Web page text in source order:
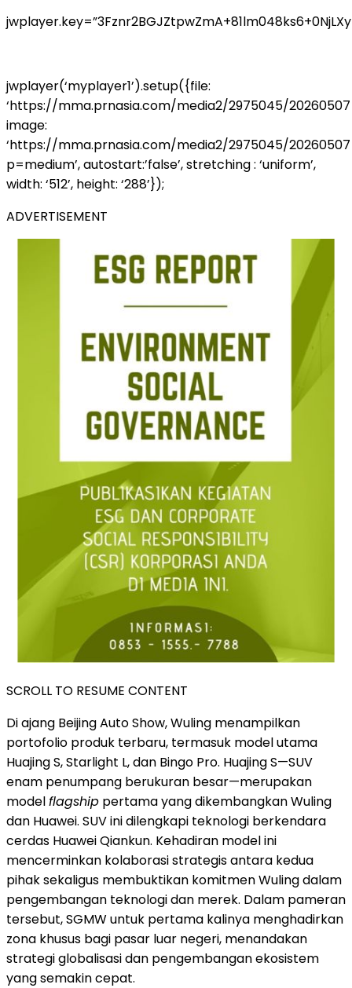
jwplayer(‘myplayer1’).setup({file:
‘https://mma.prnasia.com/media2/2975045/
image:
‘https://mma.prnasia.com/media2/2975045/
p=medium’, autostart:’false’, stretching : ‘uniform’,
width: ‘512’, height: ‘288’});
ADVERTISEMENT
SCROLL TO RESUME CONTENT
Di ajang Beijing Auto Show, Wuling menampilkan
portofolio produk terbaru, termasuk model utama
Huajing S, Starlight L, dan Bingo Pro. Huajing S—SUV
enam penumpang berukuran besar—merupakan
modelflagship pertama yang dikembangkan Wuling
dan Huawei. SUV ini dilengkapi teknologi berkendara
cerdas Huawei Qiankun. Kehadiran model ini
mencerminkan kolaborasi strategis antara kedua
pihak sekaligus membuktikan komitmen Wuling dalam
pengembangan teknologi dan merek. Dalam pameran
tersebut, SGMW untuk pertama kalinya menghadirkan
zona khusus bagi pasar luar negeri, menandakan
strategi globalisasi dan pengembangan ekosistem
yang semakin cepat.